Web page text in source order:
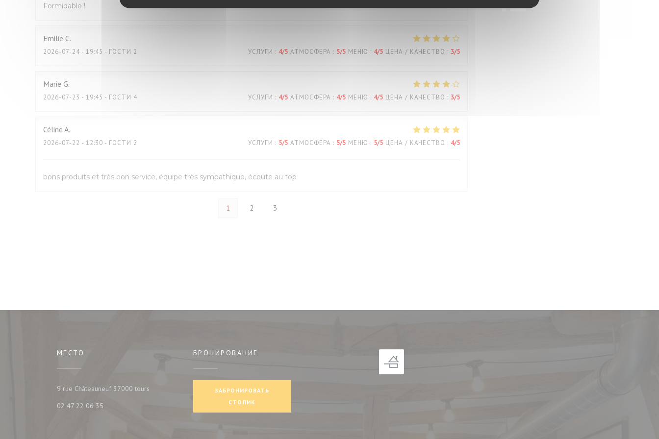
Formidable !
Emilie C
2026-07-24 - 19:45 - ГОСТИ 2 УСЛУГИ : 4/5 АТМОСФЕРА : 5/5 МЕНЮ : 4/5 ЦЕНА / КАЧЕСТВО : 3/5
Marie G
2026-07-23 - 19:45 - ГОСТИ 4 УСЛУГИ : 4/5 АТМОСФЕРА : 4/5 МЕНЮ : 4/5 ЦЕНА / КАЧЕСТВО : 3/5
Céline A
2026-07-22 - 12:30 - ГОСТИ 2 УСЛУГИ : 5/5 АТМОСФЕРА : 5/5 МЕНЮ : 5/5 ЦЕНА / КАЧЕСТВО : 4/5
bons produits et très bon service, équipe très sympathique, écoute au top
1 2 3
МЕСТО
9 rue Châteauneuf 37000 tours((открывается в новом окне))
02 47 22 06 35
БРОНИРОВАНИЕ
ЗАБРОНИРОВАТЬ
СТОЛИК